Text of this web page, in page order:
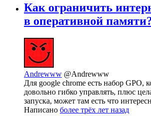
Как ограничить
в оперативной
Andrewww @Andrewww
Для google chrome есть набор GPO,
довольно гибко управлять, плюс
запуска, может там есть что
Написано более трёх лет назад